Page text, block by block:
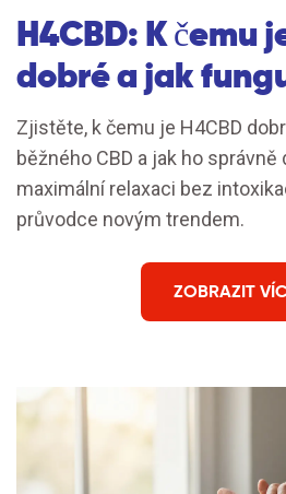
H4CBD: K čemu
dobré a jak
Zjistěte, k čemu je H4CBD
běžného CBD a jak ho správně
maximální relaxaci bez
průvodce novým trendem.
ZOBRAZIT